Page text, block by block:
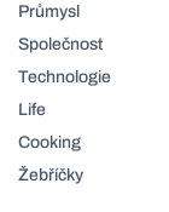
Průmysl
Společnost
Technologie
Life
Cooking
Žebříčky